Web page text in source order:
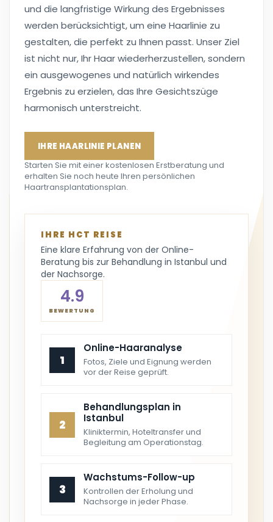
und die langfristige Wirkung des Ergebnisses
werden berücksichtigt, um eine Haarlinie zu
gestalten, die perfekt zu Ihnen passt. Unser Ziel
ist nicht nur, Ihr Haar wiederherzustellen, sondern
ein ausgewogenes und natürlich wirkendes
Ergebnis zu erzielen, das Ihre Gesichtszüge
harmonisch unterstreicht.
IHRE HAARLINIE PLANEN
Starten Sie mit einer kostenlosen Erstberatung und
erhalten Sie noch heute Ihren persönlichen
Haartransplantationsplan.
IHRE HCT REISE
Eine klare Erfahrung von der Online-
Beratung bis zur Behandlung in Istanbul und
der Nachsorge.
4.9
BEWERTUNG
1
Online-Haaranalyse
Fotos, Ziele und Eignung werden
vor der Reise geprüft.
2
Behandlungsplan in
Istanbul
Kliniktermin, Hoteltransfer und
Begleitung am Operationstag.
3
Wachstums-Follow-up
Kontrollen der Erholung und
Nachsorge in jeder Phase.